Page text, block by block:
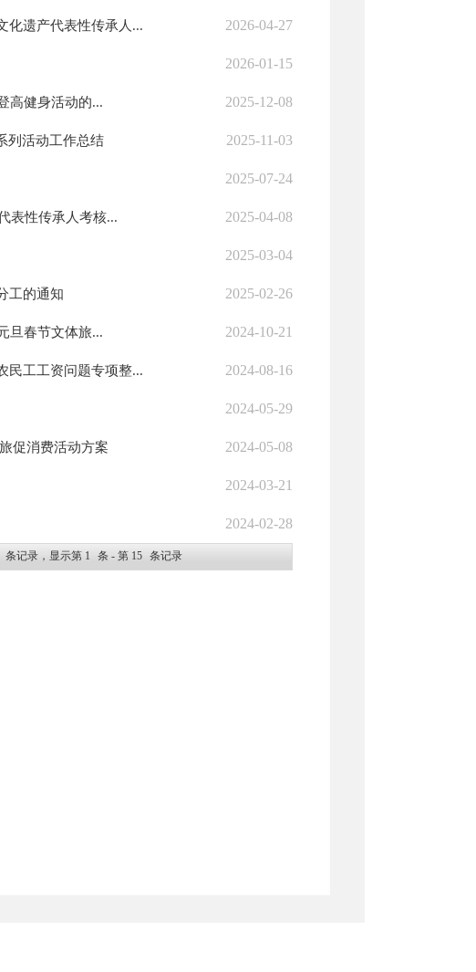
化遗产代表性传承人... 2026-04-27
2026-01-15
高健身活动的... 2025-12-08
列活动工作总结 2025-11-03
2025-07-24
表性传承人考核... 2025-04-08
2025-03-04
工的通知 2025-02-26
旦春节文体旅... 2024-10-21
民工工资问题专项整... 2024-08-16
2024-05-29
促消费活动方案 2024-05-08
2024-03-21
2024-02-28
条记录，显示第 1 条 - 第 15 条记录